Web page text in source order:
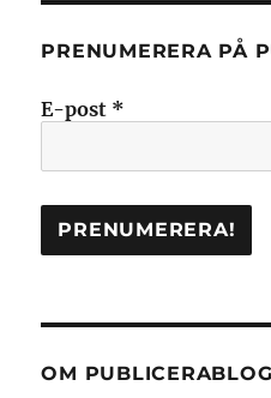
PRENUMERERA PÅ
E-post *
OM